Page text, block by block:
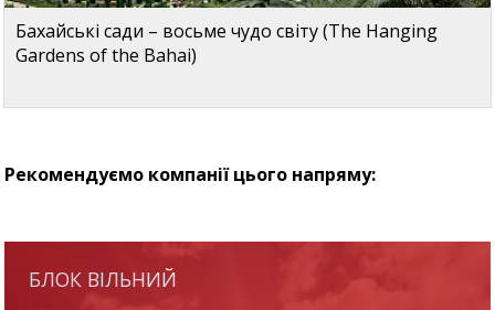
Бахайські сади – восьме чудо світу (The Hanging
Gardens of the Bahai)
Рекомендуємо компанії цього напряму:
БЛОК ВІЛЬНИЙ